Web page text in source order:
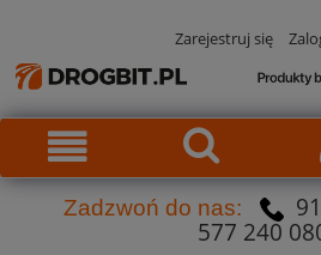
Zarejestruj się
Zadzwoń do nas:
577 240